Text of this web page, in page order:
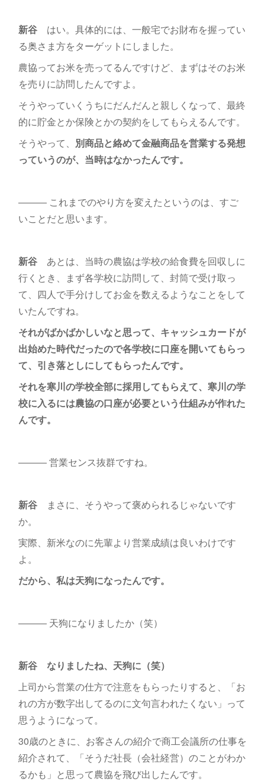
新谷はい。具体的には、一般宅でお財布を握ってい
る奥さま方をターゲットにしました。
農協ってお米を売ってるんですけど、まずはそのお米
を売りに訪問したんですよ。
そうやっていくうちにだんだんと親しくなって、最終
的に貯金とか保険とかの契約をしてもらえるんです。
そうやって、 別商品と絡めて金融商品を営業する発想
っていうのが、当時はなかったんです。
――― これまでのやり方を変えたというのは、すご
いことだと思います。
新谷あとは、当時の農協は学校の給食費を回収しに
行くとき、まず各学校に訪問して、封筒で受け取っ
て、四人で手分けしてお金を数えるようなことをして
いたんですね。
それがばかばかしいなと思って、キャッシュカードが
出始めた時代だったので各学校に口座を開いてもらっ
て、引き落としにしてもらったんです。
それを寒川の学校全部に採用してもらえて、寒川の学
校に入るには農協の口座が必要という仕組みが作れた
んです。
――― 営業センス抜群ですね。
新谷まさに、そうやって褒められるじゃないです
か。
実際、新米なのに先輩より営業成績は良いわけです
よ。
だから、私は天狗になったんです。
――― 天狗になりましたか（笑）
新谷
なりましたね、天狗に（笑）
上司から営業の仕方で注意をもらったりすると、「お
れの方が数字出してるのに文句言われたくない」って
思うようになって。
30歳のときに、お客さんの紹介で商工会議所の仕事を
紹介されて、「そうだ社長（会社経営）のことがわか
るかも」と思って農協を飛び出したんです。